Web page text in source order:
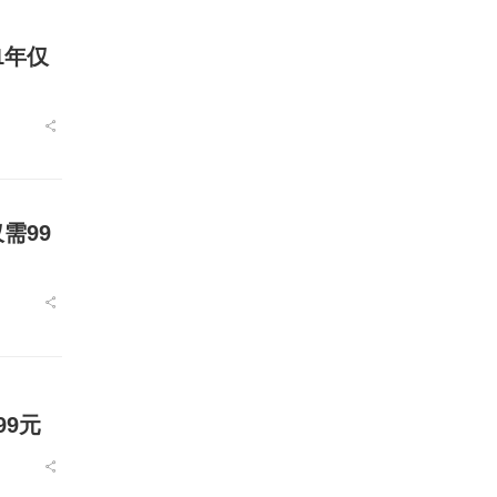
仅
99
元